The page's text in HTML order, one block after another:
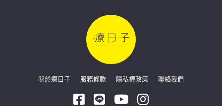
關於療日子 服務條款 隱私權政策 聯絡我們